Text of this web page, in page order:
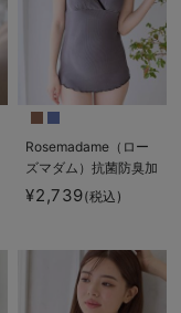
Rosemadame（ロー
ズマダム）抗菌防臭加
工バイカラー授乳キャ
ミソール
¥2,739(税込)